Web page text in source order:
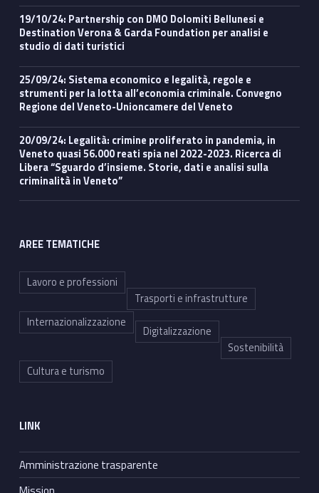
19/10/24: Partnership con DMO Dolomiti Bellunesi e
Destination Verona & Garda Foundation per analisi e
studio di dati turistici
25/09/24: Sistema economico e legalità, regole e
strumenti per la lotta all’economia criminale. Convegno
Regione del Veneto-Unioncamere del Veneto
20/09/24: Legalità: crimine proliferato in pandemia, in
Veneto quasi 56.000 reati spia nel 2022-2023. Ricerca di
Libera “Sguardo d’insieme. Storie, dati e analisi sulla
criminalità in Veneto”
AREE TEMATICHE
Lavoro e professioni
Trasporti e infrastrutture
Internazionalizzazione
Digitalizzazione
Sostenibilità
Cultura e turismo
LINK
Amministrazione trasparente